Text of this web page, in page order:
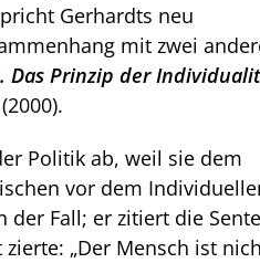
Gerhardts neu
mit zwei
Das Prinzip der
(2000).
Politik ab, weil sie dem
vor dem
Fall; er zitiert die
„Der Mensch ist